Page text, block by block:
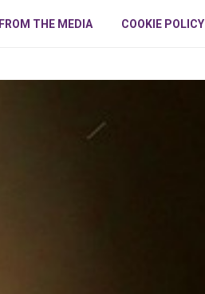
FROM THE MEDIA COOKIE POLICY